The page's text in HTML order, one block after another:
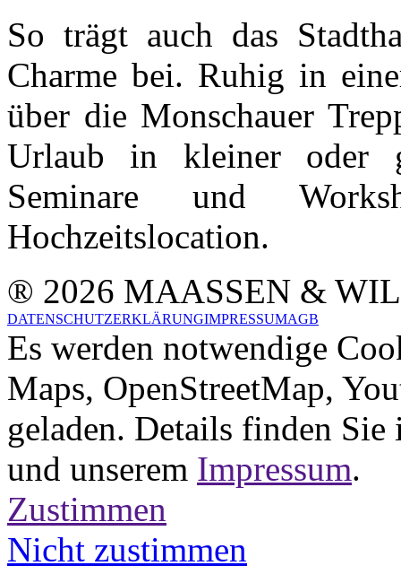
So trägt auch das
Charme bei. Ruhig in
über die Monschauer
Urlaub in kleiner oder
Seminare und
Hochzeitslocation.
® 2026 MAASSEN &
DATENSCHUTZERKLÄRUNGIMPRESSUMAGB
Es werden notwendige
Maps, OpenStreetMap,
geladen. Details finden
und unserem Impressum.
Zustimmen
Nicht zustimmen